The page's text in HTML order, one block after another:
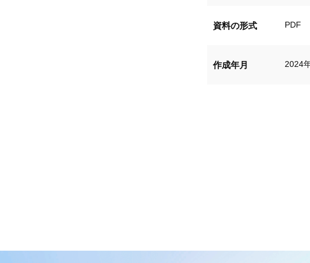
資料の形式 PDF
作成年月 2024